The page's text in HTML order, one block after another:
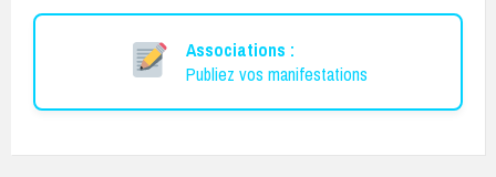
Associations :
Publiez vos manifestations